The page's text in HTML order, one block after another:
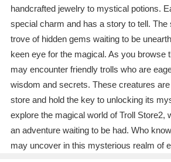
handcrafted jewelry to mystical potions.
special charm and has a story to tell. The
trove of hidden gems waiting to be
keen eye for the magical. As you browse
may encounter friendly trolls who are
wisdom and secrets. These creatures
store and hold the key to unlocking its
explore the magical world of Troll Store2,
an adventure waiting to be had. Who
may uncover in this mysterious realm of